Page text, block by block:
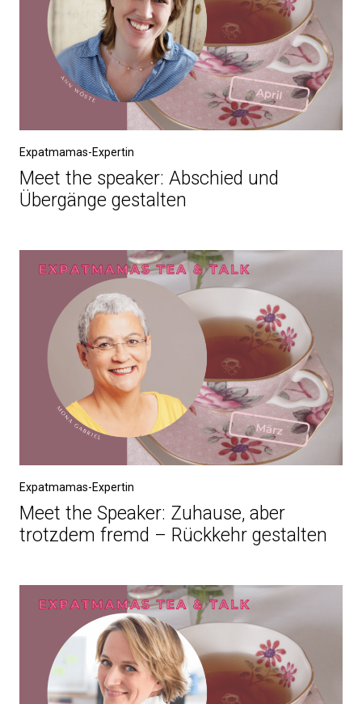
Expatmamas-Expertin
Meet the speaker: Abschied und
Übergänge gestalten
Expatmamas-Expertin
Meet the Speaker: Zuhause, aber
trotzdem fremd – Rückkehr gestalten